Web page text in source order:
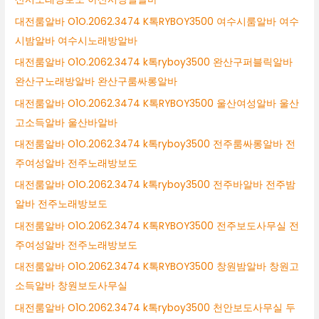
대전룸알바 O1O.2062.3474 K톡RYBOY3500 여수시룸알바 여수
시밤알바 여수시노래방알바
대전룸알바 O1O.2062.3474 k톡ryboy3500 완산구퍼블릭알바
완산구노래방알바 완산구룸싸롱알바
대전룸알바 O1O.2062.3474 K톡RYBOY3500 울산여성알바 울산
고소득알바 울산바알바
대전룸알바 O1O.2062.3474 k톡ryboy3500 전주룸싸롱알바 전
주여성알바 전주노래방보도
대전룸알바 O1O.2062.3474 k톡ryboy3500 전주바알바 전주밤
알바 전주노래방보도
대전룸알바 O1O.2062.3474 K톡RYBOY3500 전주보도사무실 전
주여성알바 전주노래방보도
대전룸알바 O1O.2062.3474 K톡RYBOY3500 창원밤알바 창원고
소득알바 창원보도사무실
대전룸알바 O1O.2062.3474 k톡ryboy3500 천안보도사무실 두